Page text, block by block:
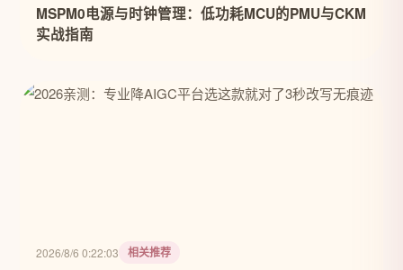
MSPM0电源与时钟管理：低功耗MCU的PMU与CKM
实战指南
2026/8/6 0:22:03 相关推荐